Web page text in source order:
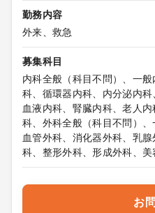
勤務内容
外来、救急
募集科目
内科全般（科目不問）、一
科、循環器内科、内分泌内科
血液内科、腎臓内科、老人
科、外科全般（科目不問）
血管外科、消化器外科、乳
科、整形外科、形成外科、美
お